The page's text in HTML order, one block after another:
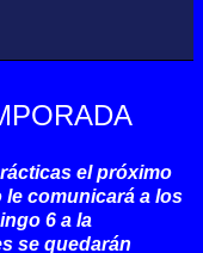
el próximo
le comunicará a los
6 a la
se quedarán